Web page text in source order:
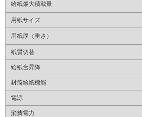
給紙最大積載量
用紙サイズ
用紙厚（重さ）
紙質切替
給紙台昇降
封筒給紙機能
電源
消費電力